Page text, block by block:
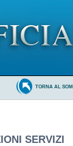
TORNA AL
SERVIZI